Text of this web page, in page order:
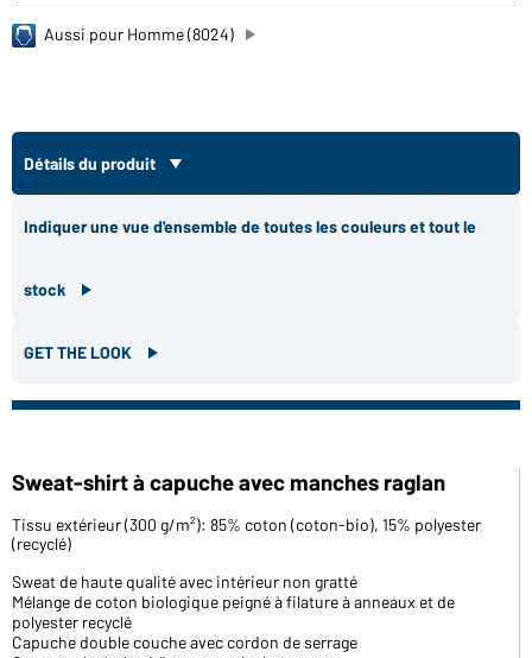
Aussi pour Homme (8024)
Détails du produit
Indiquer une vue d'ensemble de toutes les couleurs et tout le
stock
GET THE LOOK
Sweat-shirt à capuche avec manches raglan
Tissu extérieur (300 g/m²): 85% coton (coton-bio), 15% polyester
(recyclé)
Sweat de haute qualité avec intérieur non gratté
Mélange de coton biologique peigné à filature à anneaux et de
polyester recyclé
Capuche double couche avec cordon de serrage